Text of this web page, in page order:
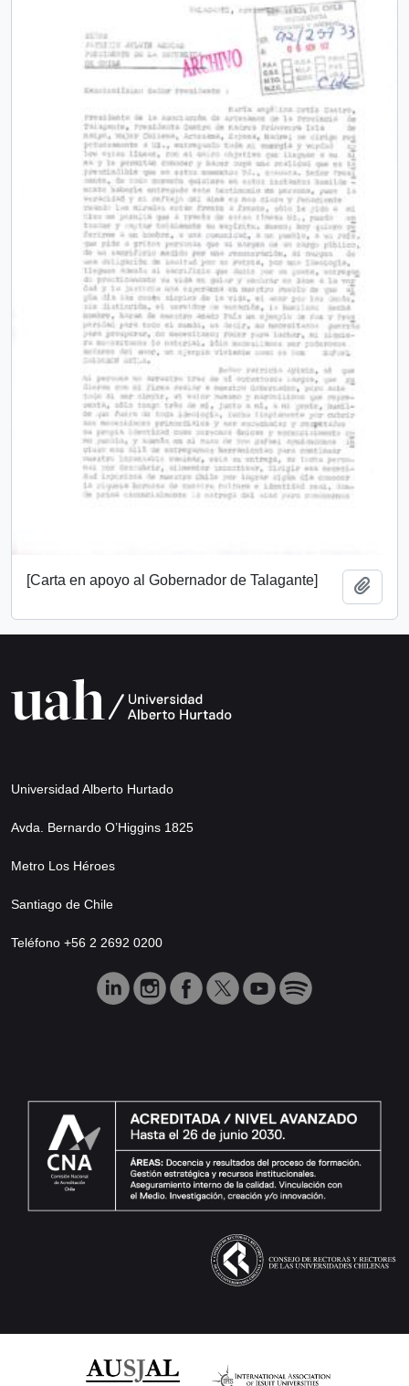
[Carta en apoyo al Gobernador de Talagante]
Universidad Alberto Hurtado
Avda. Bernardo O’Higgins 1825
Metro Los Héroes
Santiago de Chile
Teléfono +56 2 2692 0200